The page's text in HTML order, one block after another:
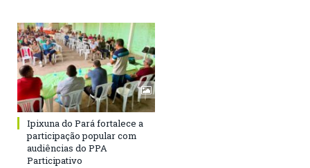
Ipixuna do Pará fortalece a
participação popular com
audiências do PPA
Participativo